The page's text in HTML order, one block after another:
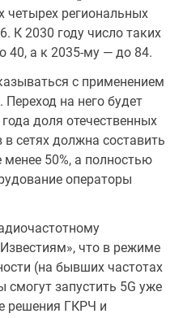
четырех региональных
К 2030 году число таких
40, а к 2035-му — до 84.
с применением
Переход на него будет
доля отечественных
сетях должна составить
50%, а полностью
операторы
что в режиме
(на бывших частотах
смогут запустить 5G уже
решения ГКРЧ и